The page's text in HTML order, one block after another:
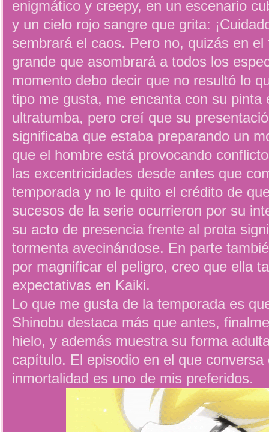
enigmático y creepy, en un escenario
y un cielo rojo sangre que grita:
sembrará el caos. Pero no, quizás en
grande que asombrará a todos los
momento debo decir que no resultó lo
tipo me gusta, me encanta con su pinta
ultratumba, pero creí que su
significaba que estaba preparando un
que el hombre está provocando
las excentricidades desde antes que
temporada y no le quito el crédito de
sucesos de la serie ocurrieron por su
su acto de presencia frente al prota
tormenta avecinándose. En parte
por magnificar el peligro, creo que ella
expectativas en Kaiki.
Lo que me gusta de la temporada es
Shinobu destaca más que antes,
hielo, y además muestra su forma
capítulo. El episodio en el que
inmortalidad es uno de mis preferidos.